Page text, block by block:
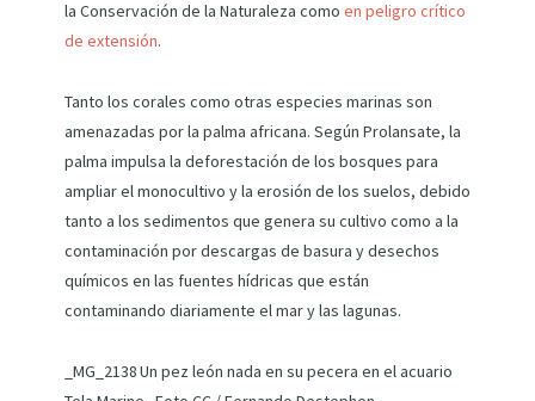
la Conservación de la Naturaleza como en peligro crítico
de extensión.
Tanto los corales como otras especies marinas son
amenazadas por la palma africana. Según Prolansate, la
palma impulsa la deforestación de los bosques para
ampliar el monocultivo y la erosión de los suelos, debido
tanto a los sedimentos que genera su cultivo como a la
contaminación por descargas de basura y desechos
químicos en las fuentes hídricas que están
contaminando diariamente el mar y las lagunas.
_MG_2138Un pez león nada en su pecera en el acuario